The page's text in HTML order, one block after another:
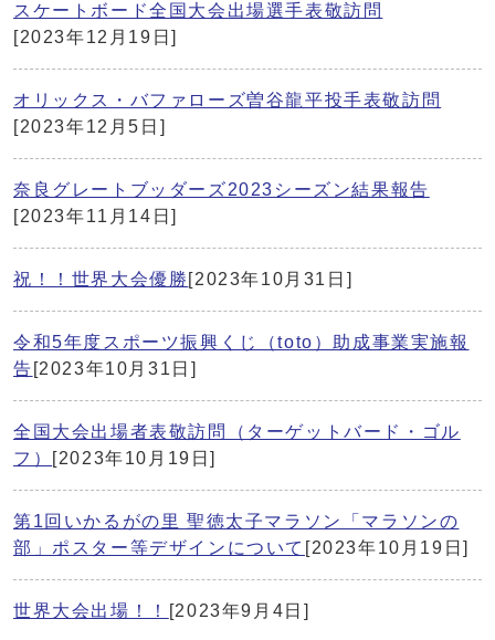
スケートボード全国大会出場選手表敬訪問
[2023年12月19日]
オリックス・バファローズ曽谷龍平投手表敬訪問
[2023年12月5日]
奈良グレートブッダーズ2023シーズン結果報告
[2023年11月14日]
祝！！世界大会優勝 [2023年10月31日]
令和5年度スポーツ振興くじ（toto）助成事業実施報
告 [2023年10月31日]
全国大会出場者表敬訪問（ターゲットバード・ゴル
フ）
[2023年10月19日]
第1回いかるがの里 聖徳太子マラソン「マラソンの
部」ポスター等デザインについて [2023年10月19日]
世界大会出場！！ [2023年9月4日]